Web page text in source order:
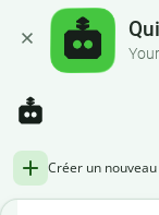
Créer un nouveau